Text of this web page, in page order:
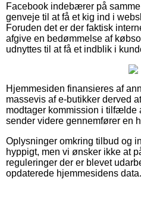
Facebook indebærer på
genveje til at få et kig ind i
Foruden det er der faktisk
afgive en bedømmelse af
udnyttes til at få et indblik i
Hjemmesiden finansieres af
massevis af e-butikker derved
modtager kommission i tilfælde
sender videre gennemfører en
Oplysninger omkring tilbud og
hyppigt, men vi ønsker ikke at
reguleringer der er blevet
opdaterede hjemmesidens data.